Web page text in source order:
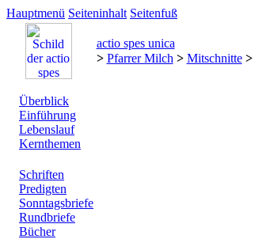
Hauptmenü Seiteninhalt Seitenfuß
actio spes unica
> Pfarrer Milch > Mitschnitte >
Überblick
Einführung
Lebenslauf
Kernthemen
Schriften
Predigten
Sonntagsbriefe
Rundbriefe
Bücher